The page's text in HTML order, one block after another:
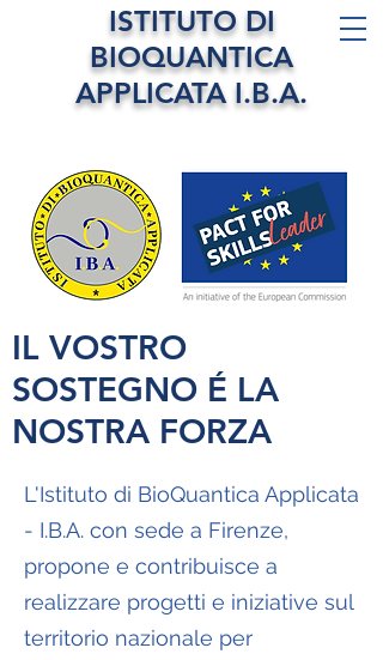
ISTITUTO DI
BIOQUANTICA
APPLICATA I.B.A.
IL VOSTRO
SOSTEGNO É LA
NOSTRA FORZA
L'Istituto di BioQuantica Applicata
- I.B.A. con sede a Firenze,
propone e contribuisce a
realizzare progetti e iniziative sul
territorio nazionale per